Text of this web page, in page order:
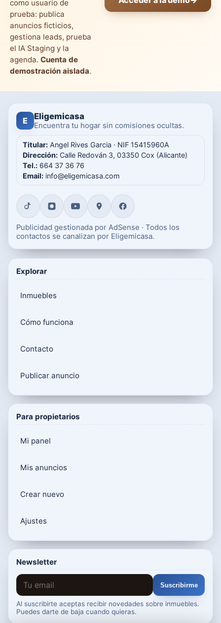
como usuario de
prueba: publica
anuncios ficticios,
gestiona leads, prueba
el IA Staging y la
agenda. Cuenta de
demostración aislada.
E Eligemicasa
Encuentra tu hogar sin comisiones ocultas.
Titular: Angel Rives Garcia · NIF 15415960A
Dirección: Calle Redován 3, 03350 Cox (Alicante)
Tel.: 664 37 36 76
Email: info@eligemicasa.com
Publicidad gestionada por AdSense · Todos los
contactos se canalizan por Eligemicasa.
Explorar
Inmuebles
Cómo funciona
Contacto
Publicar anuncio
Para propietarios
Mi panel
Mis anuncios
Crear nuevo
Ajustes
Newsletter
Suscribirme
Al suscribirte aceptas recibir novedades sobre inmuebles.
Puedes darte de baja cuando quieras.